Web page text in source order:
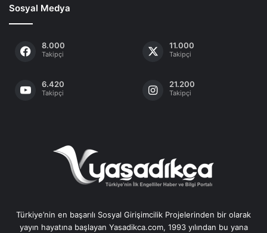
Sosyal Medya
8.000
Takipçi
11.000
Takipçi
6.420
Takipçi
21.200
Takipçi
Türkiye’nin en başarılı Sosyal Girişimcilik Projelerinden bir olarak
yayın hayatına başlayan Yasadikca.com, 1993 yılından bu yana